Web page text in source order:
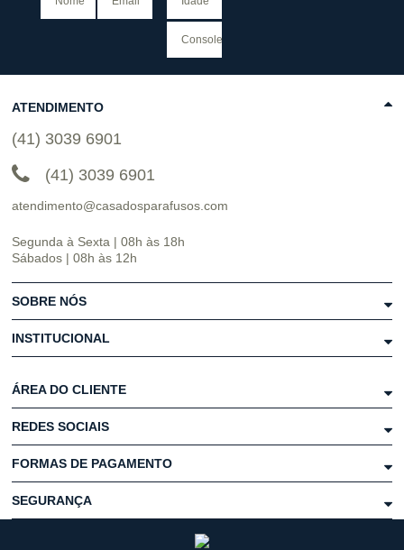
ATENDIMENTO
(41) 3039 6901
(41) 3039 6901
atendimento@casadosparafusos.com
Segunda à Sexta | 08h às 18h
Sábados | 08h às 12h
SOBRE NÓS
INSTITUCIONAL
ÁREA DO CLIENTE
REDES SOCIAIS
FORMAS DE PAGAMENTO
SEGURANÇA